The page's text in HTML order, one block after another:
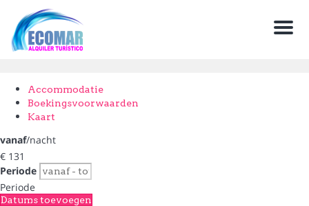
Menu
Accommodatie
Boekingsvoorwaarden
Kaart
vanaf/nacht
€ 131
Periode
Periode
Datums toevoegen